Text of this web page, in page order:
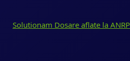
Solutionam Dosare aflate la